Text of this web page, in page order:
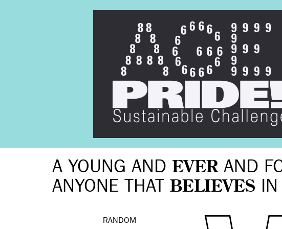
A YOUNG AND EVERAND
ANYONE THAT BELIEVES
RANDOM